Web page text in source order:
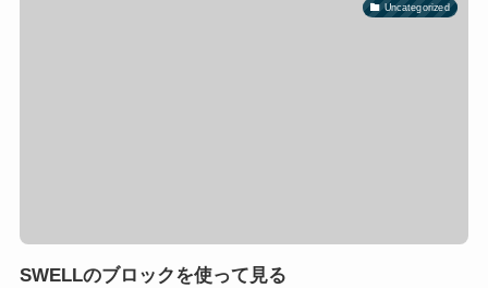
Uncategorized
SWELLのブロックを使って見る